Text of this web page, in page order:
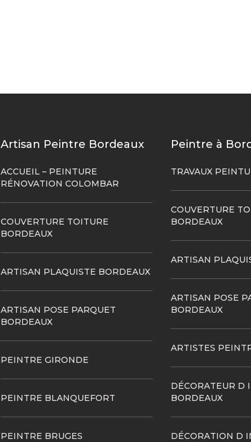
Artisan Peintre Bordeaux
ACCUEIL – PEINTURE
RÉNOVATION COLOMBAR
COUVERTURE TOITURE
BORDEAUX
ARTISAN PLAQUISTE BORDEAUX
ARTISAN POSE PARQUET
BORDEAUX
PEINTRE GIRONDE
PEINTRE BLANQUEFORT
PEINTRE BRUGES
Peintre à
TRAVAUX
COUVERTURE
BORDEAUX
ARTISAN
ARTISAN POSE
BORDEAUX
ARTISTES
DÉCORATEUR D
BORDEAUX
DÉCORATION D